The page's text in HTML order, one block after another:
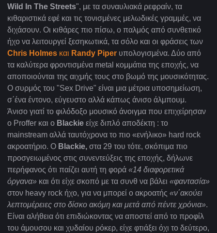
Wild
In The Streets", με τα συναυλιακά ρεφραίν, τα
κιθαριστικά εφέ και τις τονισμένες μελωδικές γραμμές, να
διχάσουν. Οι κιθάρες πιο πίσω, ο παλμός από συνθετικό
ήχο να λειτουργεί ξεσηκωτικά, τα σόλο και οι φράσεις των
Chris Holmes και Randy Piper υπολογισμένα. Δύο από
τα καλύτερα φροντισμένα metal κομμάτια της εποχής, να
αποποιούνται της αιχμής τους στο βωμό της μουσικότητας.
Ο συρμός του "Sex Drive" είναι μια μέτρια υποσημείωση,
σ΄ένα έντονο, εύγευστο αλλά κάπως άνισο άλμπουμ.
Άνισο γιατί το φιλόδοξο μουσικό άνοιγμα που επιχείρησαν
ο Proffer και ο Blackie είχε διπλό αποδέκτη : το
mainstream αλλά ταυτόχρονα το πιο «ενήλικο» hard rock
ακροατήριο. Ο Blackie, στα 29 του τότε, σκόπιμα πιο
προσγειωμένος στις συνεντεύξεις της εποχής, δήλωνε
περήφανος ότι παίζει αυτή τη φορά «14 διαφορετικά
όργανα» και ότι είχε σκοπό με τα συνθ να βάλει «φαντασία»
στον heavy rock ήχο, για να μπορεί ο ακροατής «ν΄ακούει
λεπτομέρειες στο δίσκο ακόμη και μετά από πέντε χρόνια».
Είναι αλήθεια ότι επιδιώκοντας να αποστεί από το προφίλ
του άμουσου και χυδαίου ρόκερ, είχε φτιάξει όχι το δεύτερο,